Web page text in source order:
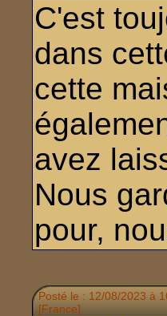
C'est
dans
cette
avez
Nous
pour,
Posté le : 12/08/2023 à
[France]